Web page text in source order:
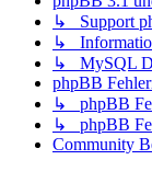
↳ Support
↳
↳ MySQL
phpBB
↳ phpBB
↳ phpBB
Community